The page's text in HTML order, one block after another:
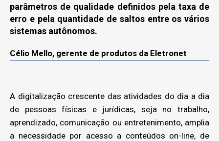
parâmetros de qualidade definidos pela taxa de
erro e pela quantidade de saltos entre os vários
sistemas autônomos.
Célio Mello, gerente de produtos da Eletronet
A digitalização crescente das atividades do dia a dia
de pessoas físicas e jurídicas, seja no trabalho,
aprendizado, comunicação ou entretenimento, amplia
a necessidade por acesso a conteúdos on-line, de